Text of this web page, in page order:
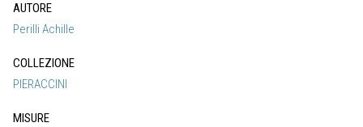
AUTORE
Perilli Achille
COLLEZIONE
PIERACCINI
MISURE